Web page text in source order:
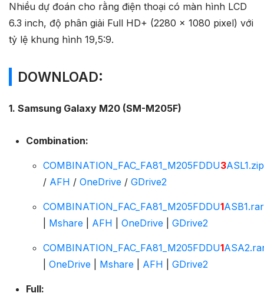
Nhiều dự đoán cho rằng điện thoại có màn hình LCD
6.3 inch, độ phân giải Full HD+ (2280 x 1080 pixel) với
tỷ lệ khung hình 19,5:9.
DOWNLOAD:
1. Samsung Galaxy M20 (SM-M205F)
Combination:
COMBINATION_FAC_FA81_M205FDDU3ASL1.zip
/ AFH / OneDrive/ GDrive2
COMBINATION_FAC_FA81_M205FDDU1ASB1.rar
Mshare| AFH OneDrive| GDrive2
COMBINATION_FAC_FA81_M205FDDU1
OneDrive| Mshare| AFH GDrive2
Full: